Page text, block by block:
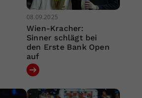
08.09.2025
Wien-Kracher:
Sinner schlägt bei
den Erste Bank Open
auf